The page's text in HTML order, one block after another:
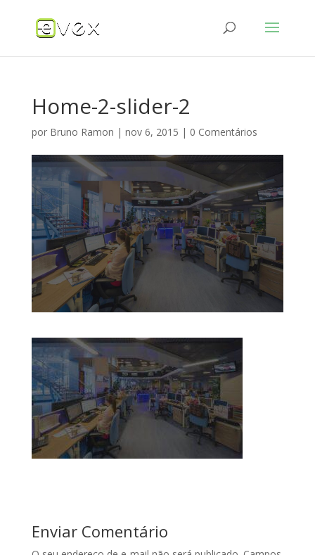
Home-2-slider-2
por Bruno Ramon | nov 6, 2015 | 0 Comentários
Enviar Comentário